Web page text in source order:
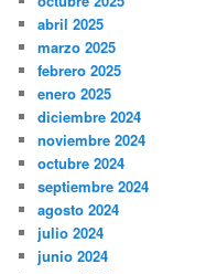
abril 2025
marzo 2025
febrero 2025
enero 2025
diciembre 2024
noviembre 2024
octubre 2024
septiembre 2024
agosto 2024
julio 2024
junio 2024